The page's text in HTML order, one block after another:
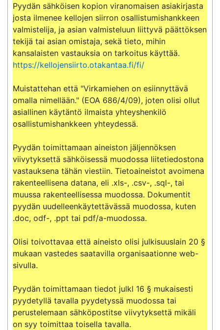
Pyydän sähköisen kopion viranomaisen asiakirjasta
josta ilmenee kellojen siirron osallistumishankkeen
valmistelija, ja asian valmisteluun liittyvä päättöksen
tekijä tai asian omistaja, sekä tieto, mihin
https://kellojensiirto.otakantaa.fi/fi/
Muistattehan että "Virkamiehen on esiinnyttävä
omalla nimellään." (EOA 686/4/09), joten olisi ollut
asiallinen käytäntö ilmaista yhteyshenkilö
osallistumishankkeen yhteydessä.
Pyydän toimittamaan aineiston jäljennöksen
viivytyksettä sähköisessä muodossa liitetiedostona
vastauksena tähän viestiin. Tietoaineistot avoimena
rakenteellisena datana, eli .xls-, .csv-, .sql-, tai
muussa rakenteellisessa muodossa. Dokumentit
pyydän uudelleenkäytettävässä muodossa, kuten
.doc, odf-, .ppt tai pdf/a-muodossa.
Olisi toivottavaa että aineisto olisi julkisuuslain 20 §
mukaan vastedes saatavilla organisaationne web-
sivulla.
Pyydän toimittamaan tiedot julkl 16 § mukaisesti
pyydetyllä tavalla pyydetyssä muodossa tai
perustelemaan sähköpostitse viivytyksettä mikäli
on syy toimittaa toisella tavalla.